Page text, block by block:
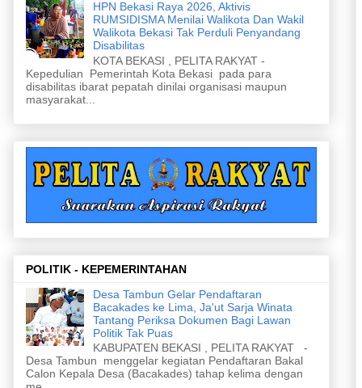
HPN Bekasi Raya 2026, Aktivis
RUMSIDISMA Menilai Walikota Dan Wakil
Walikota Bekasi Tak Perduli Penyandang
Disabilitas
KOTA BEKASI , PELITA RAKYAT -
Kepedulian Pemerintah Kota Bekasi pada para
disabilitas ibarat pepatah dinilai organisasi maupun
masyarakat...
POLITIK - KEPEMERINTAHAN
Desa Tambun Gelar Pendaftaran
Bacakades ke Lima, Ja'ut Sarja Winata
Tantang Periksa Dokumen Bagi Lawan
Politik Tak Puas
KABUPATEN BEKASI , PELITA RAKYAT -
Desa Tambun menggelar kegiatan Pendaftaran Bakal
Calon Kepala Desa (Bacakades) tahap kelima dengan